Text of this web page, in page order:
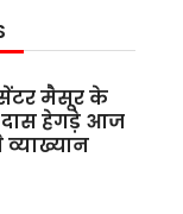
सेंटर मैसूर के
दास हेगड़े आज